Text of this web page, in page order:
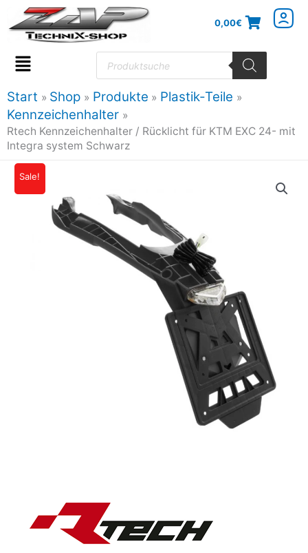
Inhalt
springen
0,00€
Flyout
Menu
Products
search
Start Shop Produkte
Plastik-Teile
Kennzeichenhalter
Rtech Kennzeichenhalter / Rücklicht für KTM EXC 24- mit
Integra system Schwarz
Sale!
Preis
war:
56,00€
50,40€.
Rtech
Kennzeichenhalter
Rücklicht